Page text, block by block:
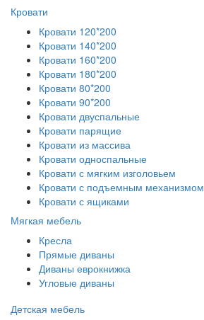
Кровати
Кровати 120*200
Кровати 140*200
Кровати 160*200
Кровати 180*200
Кровати 80*200
Кровати 90*200
Кровати двуспальные
Кровати парящие
Кровати из массива
Кровати односпальные
Кровати с мягким изголовьем
Кровати с подъемным механизмом
Кровати с ящиками
Мягкая мебель
Кресла
Прямые диваны
Диваны еврокнижка
Угловые диваны
Детская мебель